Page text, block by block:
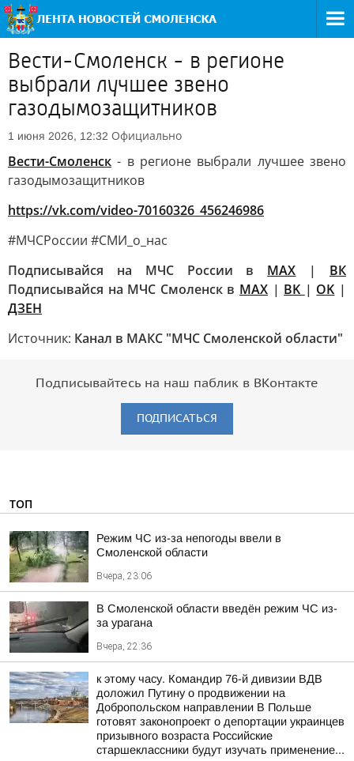
Вести-Смоленск - в регионе
выбрали лучшее звено
газодымозащитников
1 июня 2026, 12:32 Официально
Вести-Смоленск - в регионе выбрали лучшее звено
газодымозащитников
https://vk.com/video-70160326_456246986
#МЧСРоссии #СМИ_о_нас
Подписывайся на МЧС России в MAX | ВК
Подписывайся на МЧС Смоленск в MAX | BK | OK |
ДЗЕН
Источник: Канал в МАКС "МЧС Смоленской области"
Подписывайтесь на наш паблик в ВКонтакте
ПОДПИСАТЬСЯ
ТОП
Режим ЧС из-за непогоды ввели в
Смоленской области
Вчера, 23:06
В Смоленской области введён режим ЧС из-
за урагана
Вчера, 22:36
к этому часу. Командир 76-й дивизии ВДВ
доложил Путину о продвижении на
Добропольском направлении В Польше
готовят законопроект о депортации украинцев
призывного возраста Российские
старшеклассники будут изучать применение...